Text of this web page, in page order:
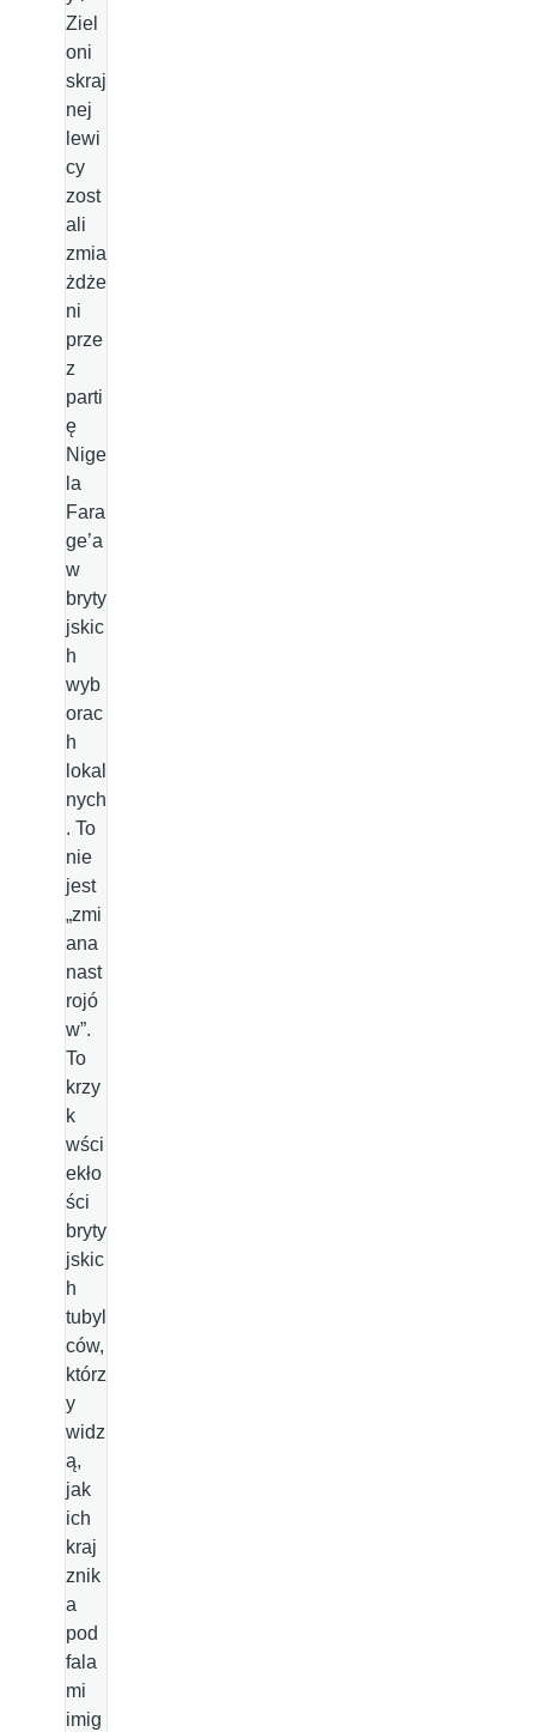
Ziel
oni
skraj
nej
lewi
cy
zost
ali
zmia
żdże
ni
prze
z
parti
ę
Nige
la
Fara
ge’a
w
bryty
jskic
h
wyb
orac
h
lokal
nych
. To
nie
jest
„zmi
ana
nast
rojó
w”.
To
krzy
k
wści
ekło
ści
bryty
jskic
h
tubyl
ców,
którz
y
widz
ą,
jak
ich
kraj
znik
a
pod
fala
mi
imig